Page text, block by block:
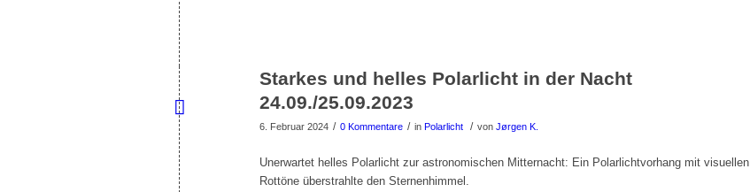
Starkes und helles Polarlicht in der Nacht
24.09./25.09.2023
6. Februar 2024 / 0 Kommentare / in Polarlicht / von Jørgen K.
Unerwartet helles Polarlicht zur astronomischen Mitternacht: Ein Polarlichtvorhang mit visuellen
Rottöne überstrahlte den Sternenhimmel.